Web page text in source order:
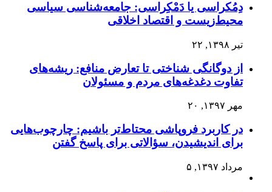
دِمُکراسی یا دَمْکِراسی: جامعه‌شناسی سیاسی
محیط‌زیست و اقتصاد اخلاقی
تیر ۱۳۹۸, ۲۲
از دوگانگی شناختی تا تعارض منافع: ریشه‌های
تفاوت دغدغه‌های مردم و مسئولان
مهر ۱۳۹۷, ۲۰
در کاربرد فروپاشی محتاط‌تر باشیم: چارچوب‌هایی
برای اندیشیدن، سؤالاتی برای پاسخ گفتن
مرداد ۱۳۹۷, ۵